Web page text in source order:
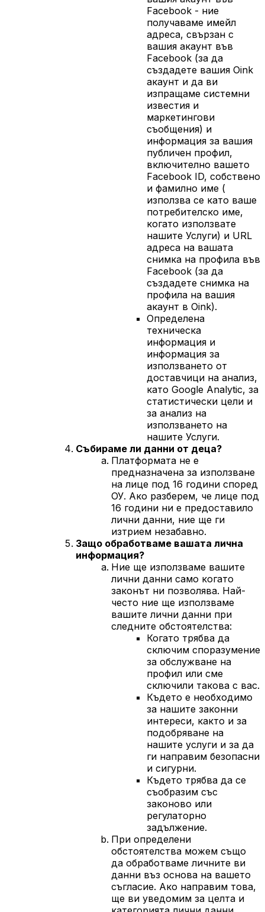
Facebook - ние
получаваме имейл
адреса, свързан с
вашия акаунт във
Facebook (за да
създадете вашия Oink
акаунт и да ви
изпращаме системни
известия и
маркетингови
съобщения) и
информация за вашия
публичен профил,
включително вашето
Facebook ID, собствено
и фамилно име (
използва се като ваше
потребителско име,
когато използвате
нашите Услуги) и URL
адреса на вашата
снимка на профила във
Facebook (за да
създадете снимка на
профила на вашия
акаунт в Oink).
Определена
техническа
информация и
информация за
използването от
доставчици на анализ,
като Google Analytic, за
статистически цели и
за анализ на
използването на
нашите Услуги.
Събираме ли данни от деца?
Платформата не е
предназначена за използване
на лице под 16 години според
ОУ. Ако разберем, че лице под
16 години ни е предоставило
лични данни, ние ще ги
изтрием незабавно.
Защо обработваме вашата лична
информация?
Ние ще използваме вашите
лични данни само когато
законът ни позволява. Най-
често ние ще използваме
вашите лични данни при
следните обстоятелства:
Когато трябва да
сключим споразумение
за обслужване на
профил или сме
сключили такова с вас.
Където е необходимо
за нашите законни
интереси, както и за
подобряване на
нашите услуги и за да
ги направим безопасни
и сигурни.
Където трябва да се
съобразим със
законово или
регулаторно
задължение.
При определени
обстоятелства можем също
да обработваме личните ви
данни въз основа на вашето
съгласие. Ако направим това,
ще ви уведомим за целта и